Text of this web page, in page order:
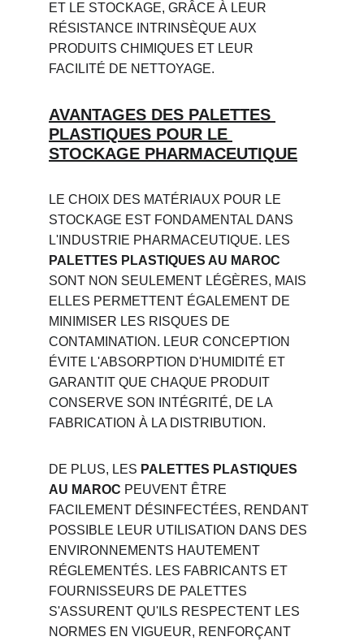
ET LE STOCKAGE, GRÂCE À LEUR
RÉSISTANCE INTRINSÈQUE AUX
PRODUITS CHIMIQUES ET LEUR
FACILITÉ DE NETTOYAGE.
AVANTAGES DES PALETTES
PLASTIQUES POUR LE
STOCKAGE PHARMACEUTIQUE
LE CHOIX DES MATÉRIAUX POUR LE
STOCKAGE EST FONDAMENTAL DANS
L'INDUSTRIE PHARMACEUTIQUE. LES
PALETTES PLASTIQUES AU MAROC
SONT NON SEULEMENT LÉGÈRES, MAIS
ELLES PERMETTENT ÉGALEMENT DE
MINIMISER LES RISQUES DE
CONTAMINATION. LEUR CONCEPTION
ÉVITE L'ABSORPTION D'HUMIDITÉ ET
GARANTIT QUE CHAQUE PRODUIT
CONSERVE SON INTÉGRITÉ, DE LA
FABRICATION À LA DISTRIBUTION.
DE PLUS, LES PALETTES PLASTIQUES
AU MAROC PEUVENT ÊTRE
FACILEMENT DÉSINFECTÉES, RENDANT
POSSIBLE LEUR UTILISATION DANS DES
ENVIRONNEMENTS HAUTEMENT
RÉGLEMENTÉS. LES FABRICANTS ET
FOURNISSEURS DE PALETTES
S'ASSURENT QU'ILS RESPECTENT LES
NORMES EN VIGUEUR, RENFORÇANT